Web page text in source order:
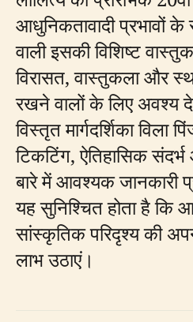
आधुनिकतावादी प्रभावों
वाली इसकी विशिष्ट
विरासत, वास्तुकला और
रखने वालों के लिए अवश्य
विस्तृत मार्गदर्शिका
टिकटिंग, ऐतिहासिक
बारे में आवश्यक जानकारी
यह सुनिश्चित होता है कि
सांस्कृतिक परिदृश्य की
लाभ उठाएं।